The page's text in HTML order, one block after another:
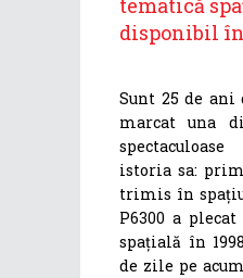
tematică
disponibil
Sunt 25 de ani
marcat una
istoria sa:
trimis în
P6300 a
spațială în
de zile pe